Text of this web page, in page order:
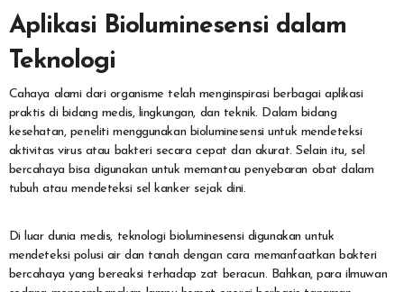
Aplikasi Bioluminesensi dalam
Teknologi
Cahaya alami dari organisme telah menginspirasi berbagai aplikasi
praktis di bidang medis, lingkungan, dan teknik. Dalam bidang
kesehatan, peneliti menggunakan bioluminesensi untuk mendeteksi
aktivitas virus atau bakteri secara cepat dan akurat. Selain itu, sel
bercahaya bisa digunakan untuk memantau penyebaran obat dalam
tubuh atau mendeteksi sel kanker sejak dini.
Di luar dunia medis, teknologi bioluminesensi digunakan untuk
mendeteksi polusi air dan tanah dengan cara memanfaatkan bakteri
bercahaya yang bereaksi terhadap zat beracun. Bahkan, para ilmuwan